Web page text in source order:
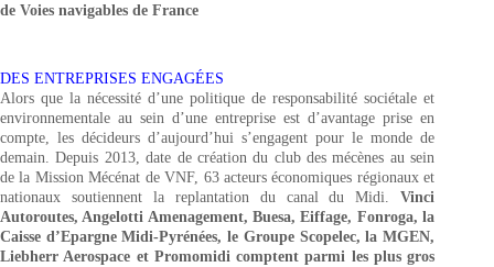
de Voies navigables de France
DES ENTREPRISES ENGAGÉES
Alors que la nécessité d’une politique de responsabilité sociétale et
environnementale au sein d’une entreprise est d’avantage prise en
compte, les décideurs d’aujourd’hui s’engagent pour le monde de
demain. Depuis 2013, date de création du club des mécènes au sein
de la Mission Mécénat de VNF, 63 acteurs économiques régionaux et
nationaux soutiennent la replantation du canal du Midi.Vinci
Autoroutes, Angelotti Amenagement, Buesa, Eiffage, Fonroga, la
Caisse d’Epargne Midi-Pyrénées, le Groupe Scopelec, la MGEN,
Liebherr Aerospace et Promomidi comptent parmi les plus gros